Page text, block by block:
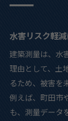
水害リスク軽
建築測量は、水
理由として、土
るため、被害を
例えば、町田市
も、測量データ